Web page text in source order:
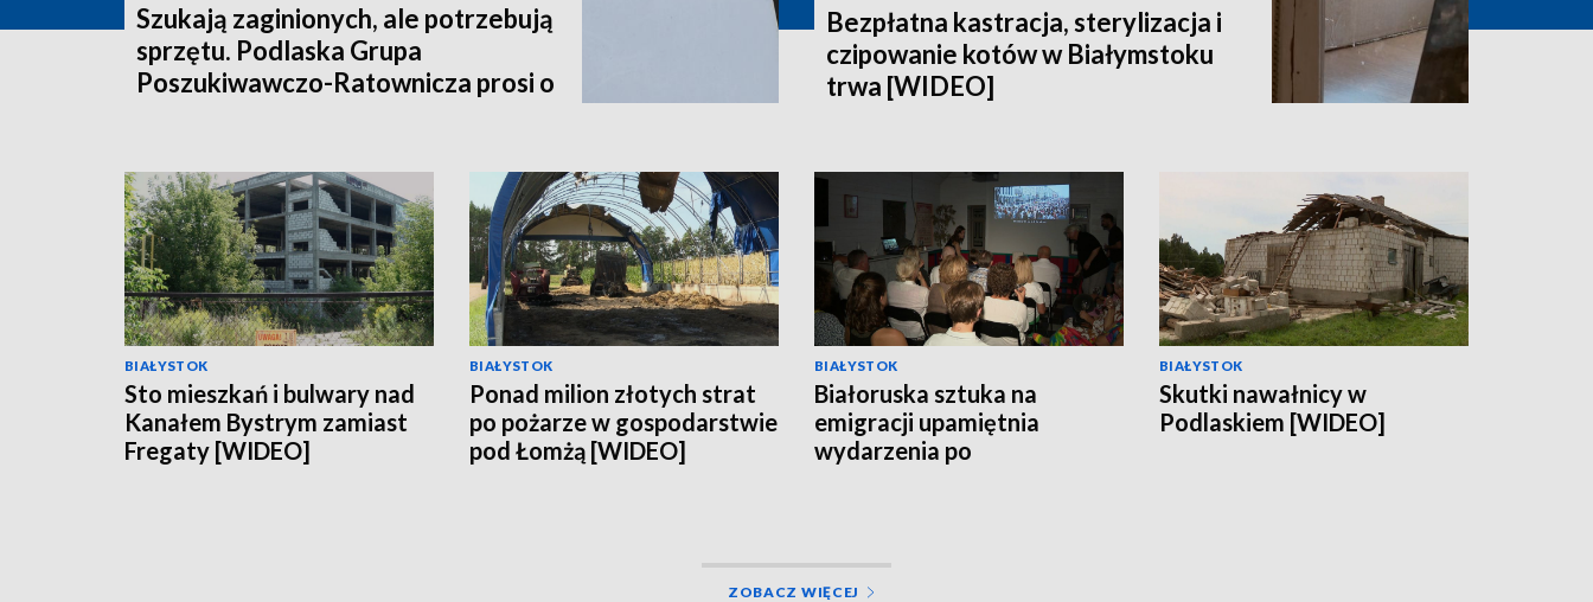
Szukają zaginionych, ale potrzebują
sprzętu. Podlaska Grupa
Poszukiwawczo-Ratownicza prosi o
Bezpłatna kastracja, sterylizacja i
czipowanie kotów w Białymstoku
trwa [WIDEO]
BIAŁYSTOK
Sto mieszkań i bulwary nad
Kanałem Bystrym zamiast
Fregaty [WIDEO]
BIAŁYSTOK
Ponad milion złotych strat
po pożarze w gospodarstwie
pod Łomżą [WIDEO]
BIAŁYSTOK
Białoruska sztuka na
emigracji upamiętnia
wydarzenia po
BIAŁYSTOK
Skutki nawałnicy w
Podlaskiem [WIDEO]
ZOBACZ WIĘCEJ